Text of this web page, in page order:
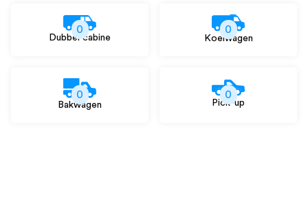
Dubbel cabine
0
Bakwagen
0
Koelwagen
0
Pick-up
0